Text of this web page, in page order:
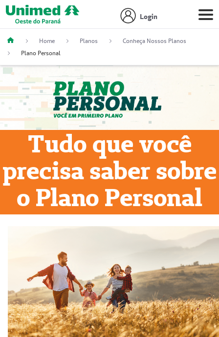
Login
Home Planos
Conheça Nossos Planos
Plano Personal
Tudo que você
precisa saber sobre
o Plano Personal